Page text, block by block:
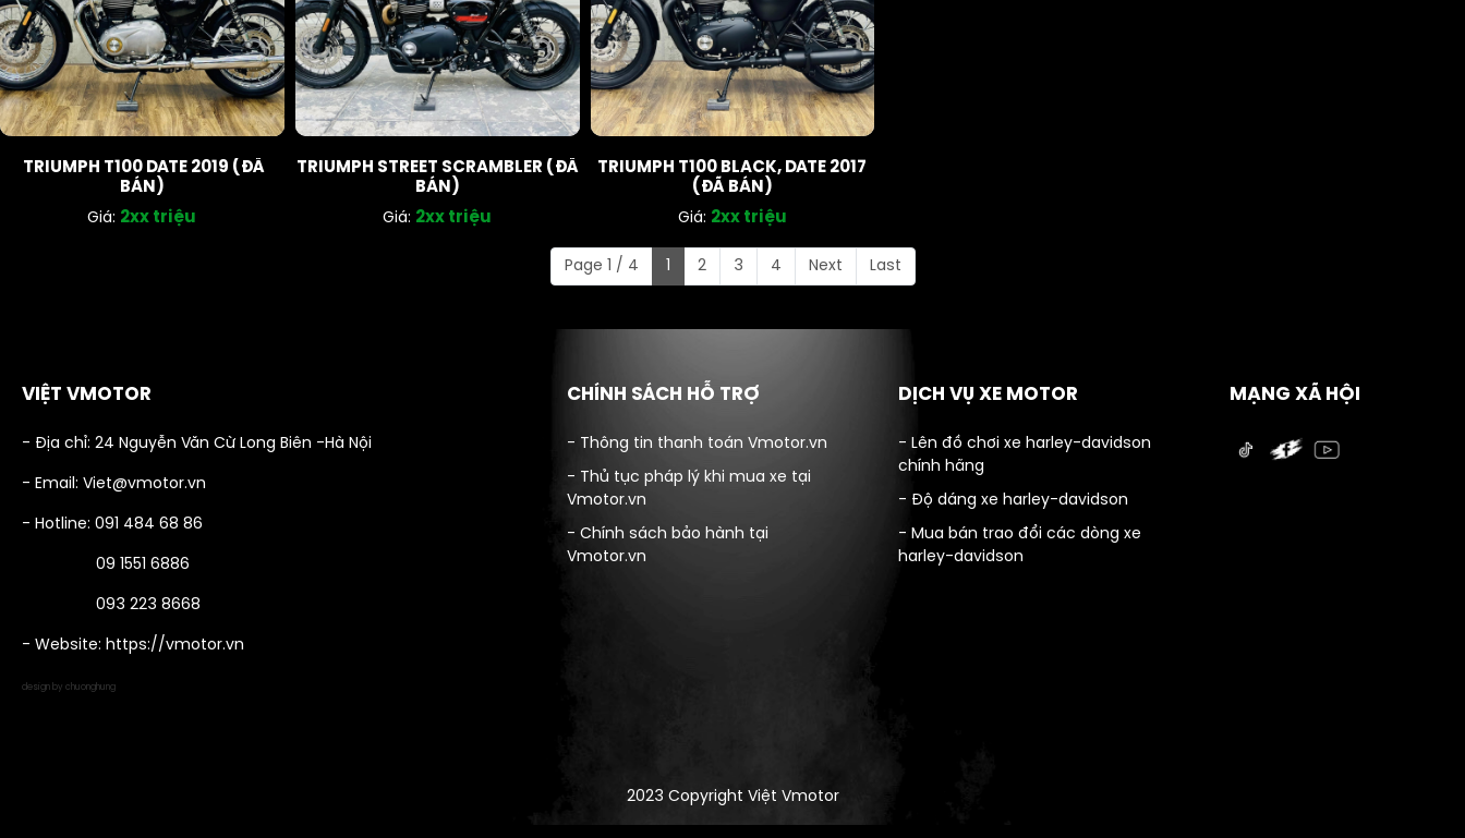
TRIUMPH T100 DATE 2019 (ĐÃ
BÁN)
Giá: 2xx triệu
TRIUMPH STREET SCRAMBLER (ĐÃ
BÁN)
Giá: 2xx triệu
TRIUMPH T100 BLACK, DATE 2017
(ĐÃ BÁN)
Giá: 2xx triệu
Page 1 / 4 1 2 3 4 Next Last
VIỆT VMOTOR
- Địa chỉ: 24 Nguyễn Văn Cừ Long Biên -Hà Nội
- Email: Viet@vmotor.vn
- Hotline: 091 484 68 86
09 1551 6886
093 223 8668
- Website: https://vmotor.vn
design by chuonghung
CHÍNH SÁCH HỖ TRỢ
- Thông tin thanh toán Vmotor.vn
- Thủ tục pháp lý khi mua xe tại
Vmotor.vn
- Chính sách bảo hành tại
Vmotor.vn
DỊCH VỤ XE MOTOR
- Lên đồ chơi xe harley-davidson
chính hãng
- Độ dáng xe harley-davidson
- Mua bán trao đổi các dòng xe
harley-davidson
MẠNG XÃ HỘI
2023 Copyright Việt Vmotor